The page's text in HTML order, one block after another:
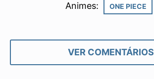
Animes: ONE PIECE
VER COMENTÁRIOS